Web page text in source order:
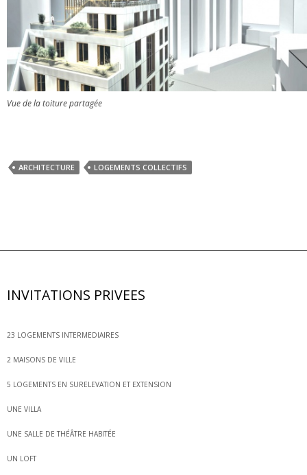
Vue de la toiture partagée
ARCHITECTURE LOGEMENTS COLLECTIFS
INVITATIONS PRIVEES
23 LOGEMENTS INTERMEDIAIRES
2 MAISONS DE VILLE
5 LOGEMENTS EN SURELEVATION ET EXTENSION
UNE VILLA
UNE SALLE DE THÉÂTRE HABITÉE
UN LOFT